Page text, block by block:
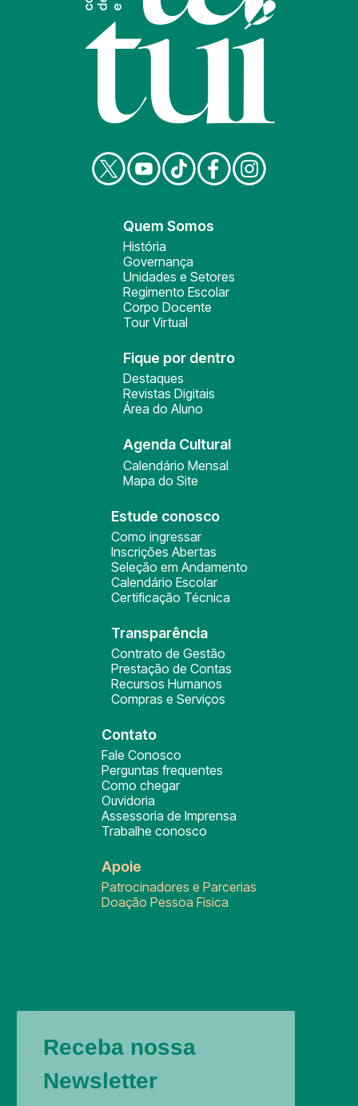
Quem Somos
História
Governança
Unidades e Setores
Regimento Escolar
Corpo Docente
Tour Virtual
Fique por dentro
Destaques
Revistas Digitais
Área do Aluno
Agenda Cultural
Calendário Mensal
Mapa do Site
Estude conosco
Como ingressar
Inscrições Abertas
Seleção em Andamento
Calendário Escolar
Certificação Técnica
Transparência
Contrato de Gestão
Prestação de Contas
Recursos Humanos
Compras e Serviços
Contato
Fale Conosco
Perguntas frequentes
Como chegar
Ouvidoria
Assessoria de Imprensa
Trabalhe conosco
Apoie
Patrocinadores e Parcerias
Doação Pessoa Física